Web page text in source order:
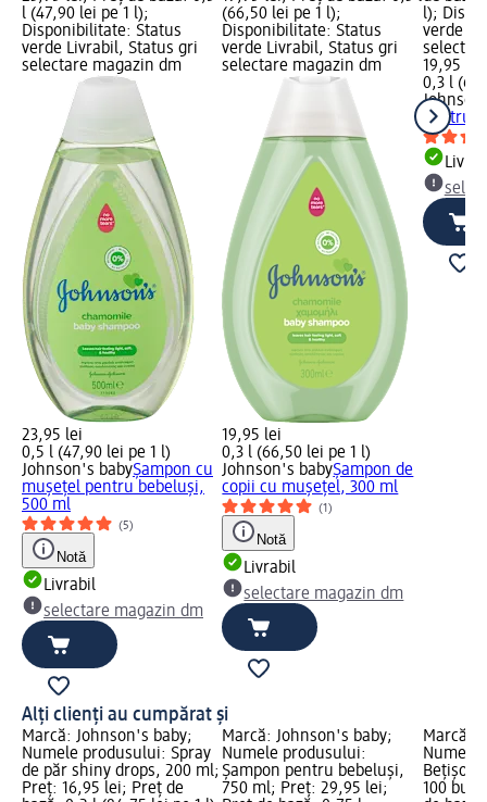
l (47,90 lei pe 1 l);
Disponibilitate: Status
verde Livrabil, Status gri
selectare magazin dm
23,95 lei
0,5 l (47,90 lei pe 1 l)
Johnson's babyȘampon cu
mușețel pentru bebeluși,
500 ml
(5)
Notă
Livrabil
selectare magazin dm
(66,50 lei pe 1 l);
Disponibilitate: Status
verde Livrabil, Status gri
selectare magazin dm
19,95 lei
0,3 l (66,50 lei pe 1 l)
Johnson's babyȘampon de
copii cu mușețel, 300 ml
(1)
Notă
Livrabil
selectare magazin dm
l);
verde
19,95 lei
0,3 l
pentru
Alți clienți au cumpărat și
Marcă: Johnson's baby;
Numele produsului: Spray
de păr shiny drops, 200 ml;
Preț: 16,95 lei; Preț de
Marcă: Johnson's baby;
Numele produsului:
Șampon pentru bebeluși,
750 ml; Preț: 29,95 lei;
Marcă:
Numele
100